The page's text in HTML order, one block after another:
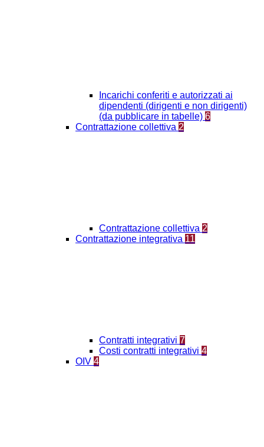
Incarichi conferiti e autorizzati ai
dipendenti (dirigenti e non dirigenti)
(da pubblicare in tabelle) 6
Contrattazione collettiva 2
Contrattazione collettiva 2
Contrattazione integrativa 11
Contratti integrativi 7
Costi contratti integrativi 4
OIV 4